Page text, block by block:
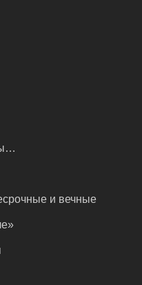
и вечные